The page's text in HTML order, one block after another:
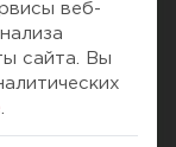
оплата
веб-
сайта. Вы